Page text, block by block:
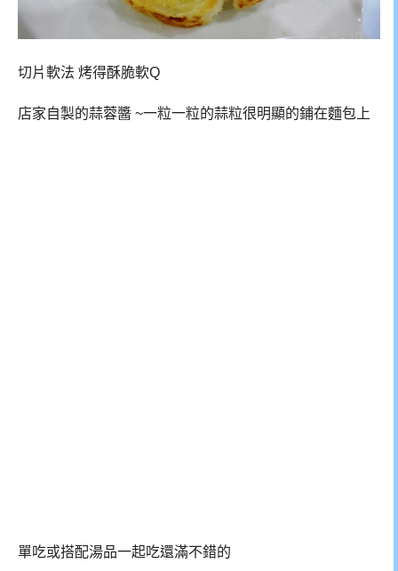
切片軟法 烤得酥脆軟Q
店家自製的蒜蓉醬 ~一粒一粒的蒜粒很明顯的鋪在麵包上
單吃或搭配湯品一起吃還滿不錯的